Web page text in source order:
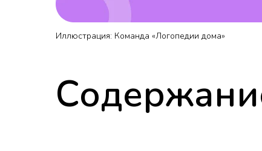
Иллюстрация: Команда «Логопедии дома»